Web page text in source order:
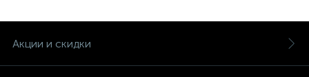
Акции и скидки